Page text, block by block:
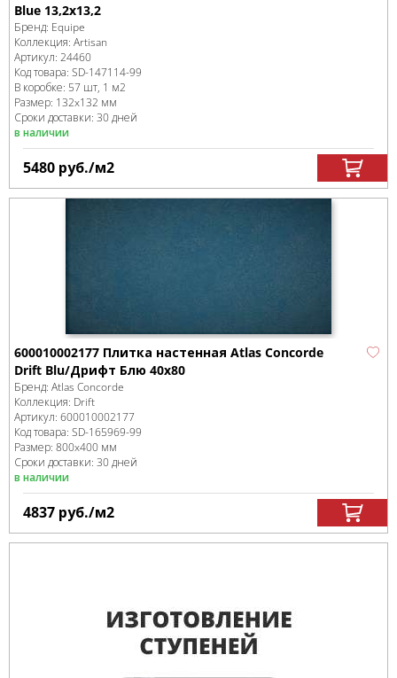
Blue 13,2x13,2
Бренд: Equipe
Коллекция: Artisan
Артикул: 24460
Код товара: SD-147114-99
В коробке: 57 шт, 1 м2
Размер: 132x132 мм
Сроки доставки: 30 дней
в наличии
5480 руб./м2
600010002177 Плитка настенная Atlas Concorde
Drift Blu/Дрифт Блю 40x80
Бренд: Atlas Concorde
Коллекция: Drift
Артикул: 600010002177
Код товара: SD-165969-99
Размер: 800x400 мм
Сроки доставки: 30 дней
в наличии
4837 руб./м2